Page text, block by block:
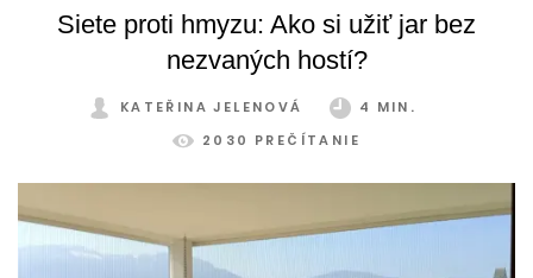
pohodlne a bez obmedzení po celý rok.
Siete proti hmyzu: Ako si užiť jar bez
nezvaných hostí?
KATEŘINA JELENOVÁ
4 MIN.
2030 PREČÍTANIE